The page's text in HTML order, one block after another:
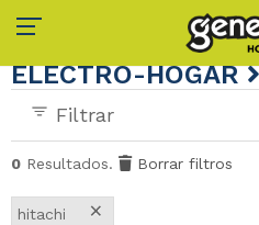
ELECTRO-HOGAR
Filtrar
0 Resultados. Borrar filtros
×
hitachi